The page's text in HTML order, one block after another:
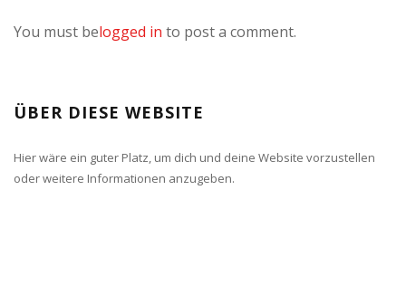
You must belogged in to post a comment.
ÜBER DIESE WEBSITE
Hier wäre ein guter Platz, um dich und deine Website vorzustellen
oder weitere Informationen anzugeben.